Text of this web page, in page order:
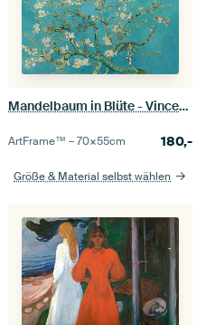
Mandelbaum in Blüte - Vincent van Gogh
ArtFrame™ –70×55cm 180,-
Größe & Material selbst wählen